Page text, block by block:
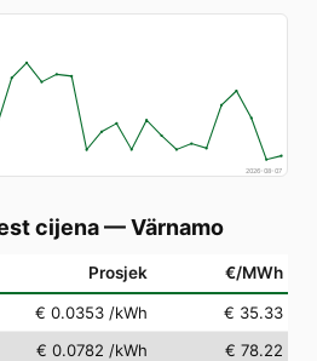
2026-08-07
cijena—Värnamo
Prosjek €/MWh
€ 0.0353 /kWh
€ 35.33
€ 0.0782 /kWh
€ 78.22